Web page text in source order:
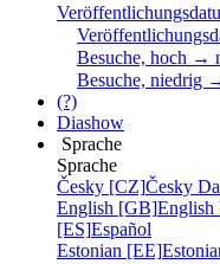
Besuche, hoch →
Besuche, niedrig
(?)
Diashow
Sprache
Sprache
Česky [CZ]Česky
English [GB]English
[ES]Español
Estonian [EE]